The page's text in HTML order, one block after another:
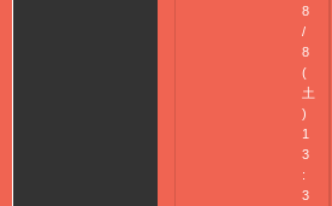
8
/
8
(
土
)
1
3
:
3